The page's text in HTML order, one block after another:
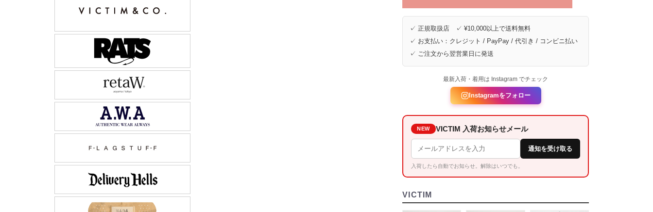
✓ 正規取扱店 ✓ ¥10,000以上で送料無料
✓ お支払い：クレジット / PayPay / 代引き / コンビニ払い
✓ ご注文から翌営業日に発送
最新入荷・着用は Instagram でチェック
Instagramをフォロー
NEW VICTIM 入荷お知らせメール
通知を受け取る
入荷したら自動でお知らせ。解除はいつでも。
VICTIM